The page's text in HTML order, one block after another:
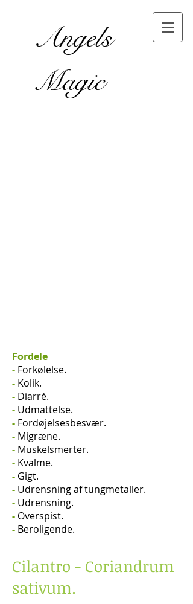
Angels
Magic
Fordele
- Forkølelse.
- Kolik.
- Diarré.
- Udmattelse.
- Fordøjelsesbesvær.
- Migræne.
- Muskelsmerter.
- Kvalme.
- Gigt.
- Udrensning af tungmetaller.
- Udrensning.
- Overspist.
- Beroligende.
Cilantro - Coriandrum
sativum.